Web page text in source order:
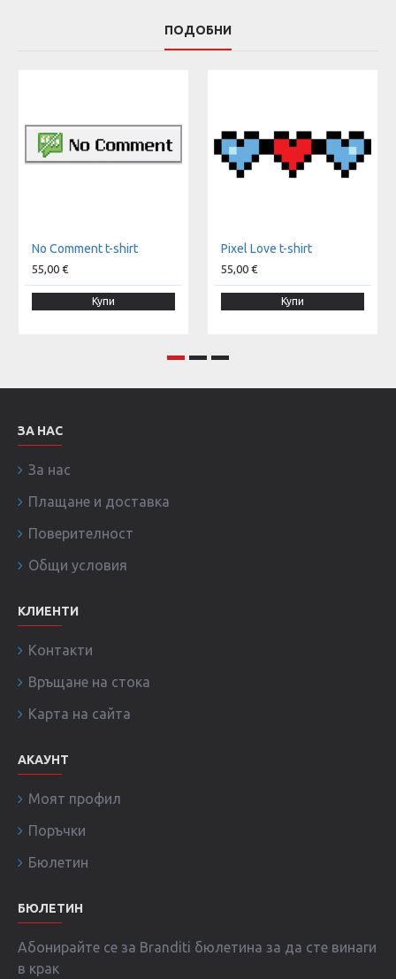
ПОДОБНИ
No Comment t-shirt
55,00 €
Купи
Pixel Love t-shirt
55,00 €
Купи
ЗА НАС
За нас
Плащане и доставка
Поверителност
Общи условия
КЛИЕНТИ
Контакти
Връщане на стока
Карта на сайта
АКАУНТ
Моят профил
Поръчки
Бюлетин
БЮЛЕТИН
Абонирайте се за Branditi бюлетина за да сте винаги
в крак